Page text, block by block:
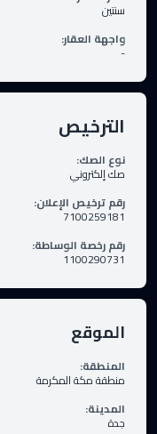
سنتين
واجهة العقار:
-
الترخيص
نوع الصك:
صك إلكتروني
رقم ترخيص الإعلان:
7100259181
رقم رخصة الوساطة:
1100290731
الموقع
المنطقة:
منطقة مكة المكرمة
المدينة:
جدة